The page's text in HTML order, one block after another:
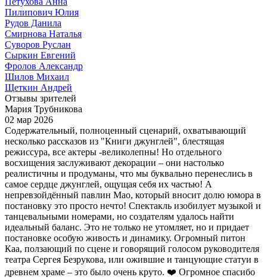
Пилипович Юлия
Рудов Данила
Смирнова Наталья
Суворов Руслан
Сыркин Евгений
Фролов Александр
Шилов Михаил
Щеткин Андрей
Отзывы зрителей
Мария Трубникова
02 мар 2026
Содержательный, полноценный сценарий, охватывающий
несколько рассказов из "Книги джунглей", блестящая
режиссура, все актеры -великолепны! Но отдельного
восхищения заслуживают декорации – они настолько
реалистичны и продуманы, что мы буквально перенеслись в
самое сердце джунглей, ощущая себя их частью! А
непревзойдённый павлин Мао, который вносит долю юмора в
постановку это просто нечто! Спектакль изобилует музыкой и
танцевальными номерами, но создателям удалось найти
идеальный баланс. Это не только не утомляет, но и придает
постановке особую живость и динамику. Огромный питон
Каа, ползающий по сцене и говорящий голосом руководителя
театра Сергея Безрукова, или ожившие и танцующие статуи в
древнем храме – это было очень круто. ❤️ Огромное спасибо